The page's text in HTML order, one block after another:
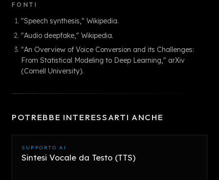
FONTI
"Speech synthesis," Wikipedia.
"Audio deepfake," Wikipedia.
"An Overview of Voice Conversion and its Challenges:
From Statistical Modeling to Deep Learning," arXiv
(Cornell University).
POTREBBE INTERESSARTI ANCHE
SUPPORTO AI
Sintesi Vocale da Testo (TTS)